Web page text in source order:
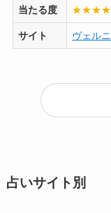
当たる度 ★★★★
サイト ヴェルニ
占いサイト別